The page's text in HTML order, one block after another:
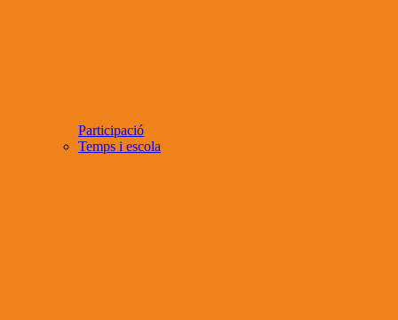
Participació
Temps i escola